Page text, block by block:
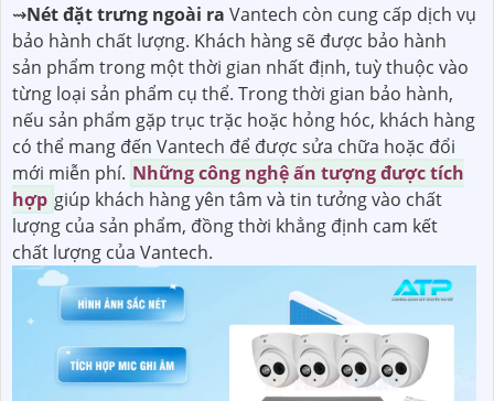
⇝Nét đặt trưng ngoài ra Vantech còn cung cấp dịch vụ
bảo hành chất lượng. Khách hàng sẽ được bảo hành
sản phẩm trong một thời gian nhất định, tuỳ thuộc vào
từng loại sản phẩm cụ thể. Trong thời gian bảo hành,
nếu sản phẩm gặp trục trặc hoặc hỏng hóc, khách hàng
có thể mang đến Vantech để được sửa chữa hoặc đổi
mới miễn phí. Những công nghệ ấn tượng được tích
hợp giúp khách hàng yên tâm và tin tưởng vào chất
lượng của sản phẩm, đồng thời khẳng định cam kết
chất lượng của Vantech.